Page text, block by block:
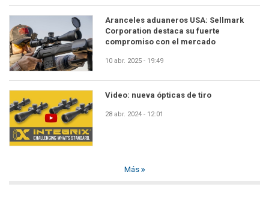
Aranceles aduaneros USA: Sellmark
Corporation destaca su fuerte
compromiso con el mercado
10 abr. 2025 - 19:49
Video: nueva ópticas de tiro
28 abr. 2024 - 12:01
Más